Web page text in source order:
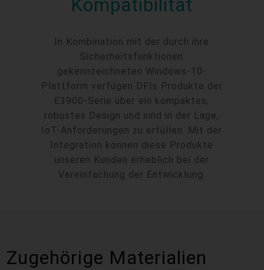
Kompatibilität
In Kombination mit der durch ihre
Sicherheitsfunktionen
gekennzeichneten Windows-10-
Plattform verfügen DFIs Produkte der
E3900-Serie über ein kompaktes,
robustes Design und sind in der Lage,
IoT-Anforderungen zu erfüllen. Mit der
Integration können diese Produkte
unseren Kunden erheblich bei der
Vereinfachung der Entwicklung.
Zugehörige Materialien